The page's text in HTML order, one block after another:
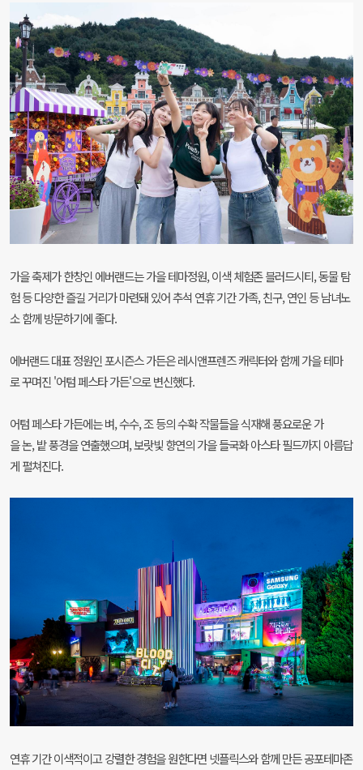
가을 축제가 한창인 에버랜드는 가을 테마정원, 이색 체험존 블러드시티, 동물 탐
험 등 다양한 즐길 거리가 마련돼 있어 추석 연휴 기간 가족, 친구, 연인 등 남녀노
소 함께 방문하기에 좋다.
에버랜드 대표 정원인 포시즌스 가든은 레시앤프렌즈 캐릭터와 함께 가을 테마
로 꾸며진 '어텀 페스타 가든'으로 변신했다.
어텀 페스타 가든에는 벼, 수수, 조 등의 수확 작물들을 식재해 풍요로운 가
을 논, 밭 풍경을 연출했으며, 보랏빛 향연의 가을 들국화 아스타 필드까지 아름답
게 펼쳐진다.
연휴 기간 이색적이고 강렬한 경험을 원한다면 넷플릭스와 함께 만든 공포테마존